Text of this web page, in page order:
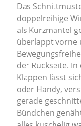
Das
doppelreihige
als Kurzmantel
überlappt vorne
der Rückseite.
Klappen lässt
oder Handy,
gerade
Bündchen